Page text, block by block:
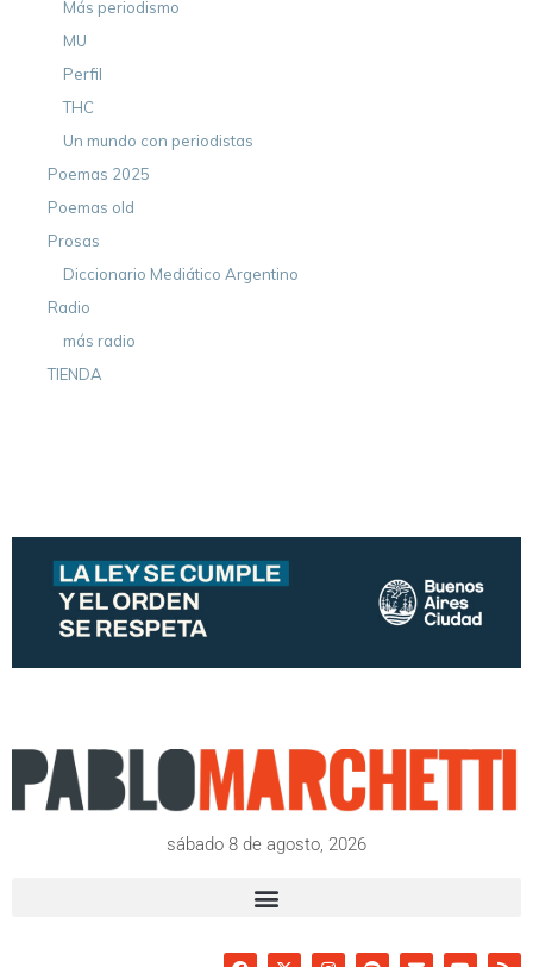
Más periodismo
MU
Perfil
THC
Un mundo con periodistas
Poemas 2025
Poemas old
Prosas
Diccionario Mediático Argentino
Radio
más radio
TIENDA
sábado 8 de agosto, 2026